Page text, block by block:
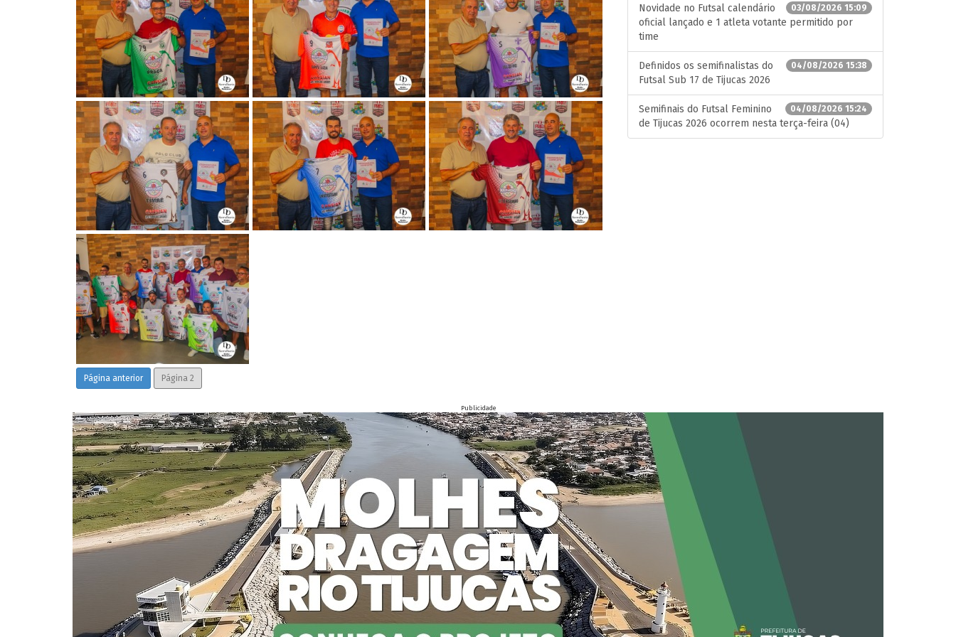
Página anterior Página 2
03/08/2026 15:09
Novidade no Futsal calendário
oficial lançado e 1 atleta votante permitido por
time
04/08/2026 15:38
Definidos os semifinalistas do
Futsal Sub 17 de Tijucas 2026
04/08/2026 15:24
Semifinais do Futsal Feminino
de Tijucas 2026 ocorrem nesta terça-feira (04)
Publicidade